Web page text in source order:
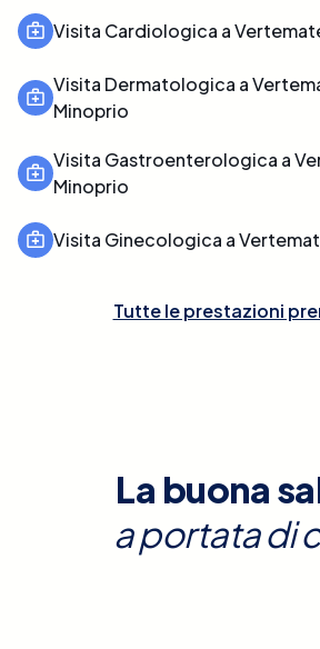
Visita Cardiologica a
Visita Dermatologica a
Minoprio
Visita Gastroenterologica a
Minoprio
Visita Ginecologica a
Tutte le prestazioni
La buona
a portata di